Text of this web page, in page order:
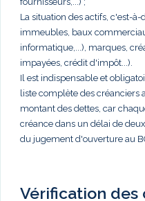
La situation des actifs, c'est-
immeubles, baux
informatique,...), marques,
impayées, crédit d'impôt...).
Il est indispensable et
liste complète des créanciers
montant des dettes, car
créance dans un délai de
du jugement d'ouverture au
Vérification des